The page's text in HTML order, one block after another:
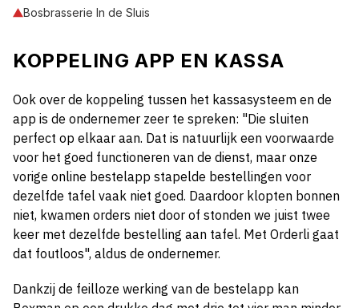
Bosbrasserie In de Sluis
KOPPELING APP EN KASSA
Ook over de koppeling tussen het kassasysteem en de
app is de ondernemer zeer te spreken: "Die sluiten
perfect op elkaar aan. Dat is natuurlijk een voorwaarde
voor het goed functioneren van de dienst, maar onze
vorige online bestelapp stapelde bestellingen voor
dezelfde tafel vaak niet goed. Daardoor klopten bonnen
niet, kwamen orders niet door of stonden we juist twee
keer met dezelfde bestelling aan tafel. Met Orderli gaat
dat foutloos", aldus de ondernemer.
Dankzij de feilloze werking van de bestelapp kan